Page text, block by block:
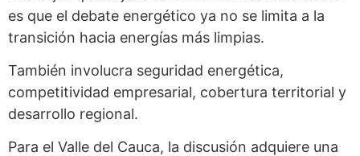
es que el debate energético ya no se limita a la
transición hacia energías más limpias.
También involucra seguridad energética,
competitividad empresarial, cobertura territorial y
desarrollo regional.
Para el Valle del Cauca, la discusión adquiere una